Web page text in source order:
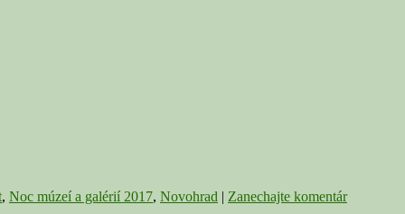
, Noc múzeí a galérií 2017, Novohrad | Zanechajte komentár